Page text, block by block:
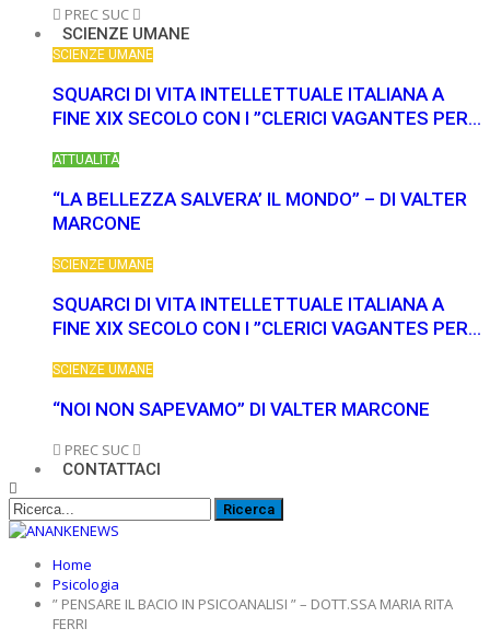
PREC SUC
SCIENZE UMANE
SCIENZE UMANE
SQUARCI DI VITA INTELLETTUALE ITALIANA A
FINE XIX SECOLO CON I ”CLERICI VAGANTES PER…
ATTUALITÀ
“LA BELLEZZA SALVERA’ IL MONDO” – DI VALTER
MARCONE
SCIENZE UMANE
SQUARCI DI VITA INTELLETTUALE ITALIANA A
FINE XIX SECOLO CON I ”CLERICI VAGANTES PER…
SCIENZE UMANE
“NOI NON SAPEVAMO” DI VALTER MARCONE
PREC SUC
CONTATTACI
Home
Psicologia
” PENSARE IL BACIO IN PSICOANALISI ” – DOTT.SSA MARIA RITA
FERRI